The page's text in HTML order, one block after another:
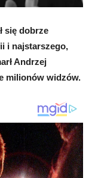
się dobrze
i najstarszego,
Andrzej
milionów widzów.